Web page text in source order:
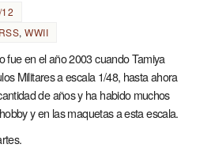
,WWII
fue en el año 2003 cuando Tamiya
Militares a escala 1/48, hasta ahora
de años y ha habido muchos
y en las maquetas a esta escala.